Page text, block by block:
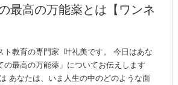
最高の万能薬とは【ワンネ
ト教育の専門家 叶礼美です。 今日はあな
の最高の万能薬」についてお伝えします
あなたは、いま人生の中のどのような面